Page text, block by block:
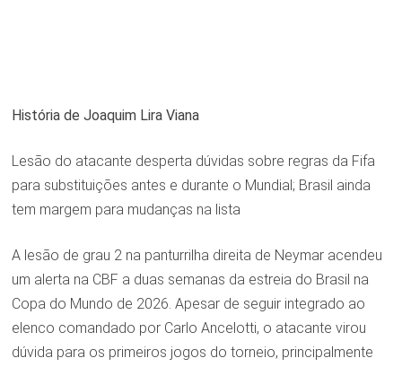
História de Joaquim Lira Viana
Lesão do atacante desperta dúvidas sobre regras da Fifa
para substituições antes e durante o Mundial; Brasil ainda
tem margem para mudanças na lista
A lesão de grau 2 na panturrilha direita de Neymar acendeu
um alerta na CBF a duas semanas da estreia do Brasil na
Copa do Mundo de 2026. Apesar de seguir integrado ao
elenco comandado por Carlo Ancelotti, o atacante virou
dúvida para os primeiros jogos do torneio, principalmente